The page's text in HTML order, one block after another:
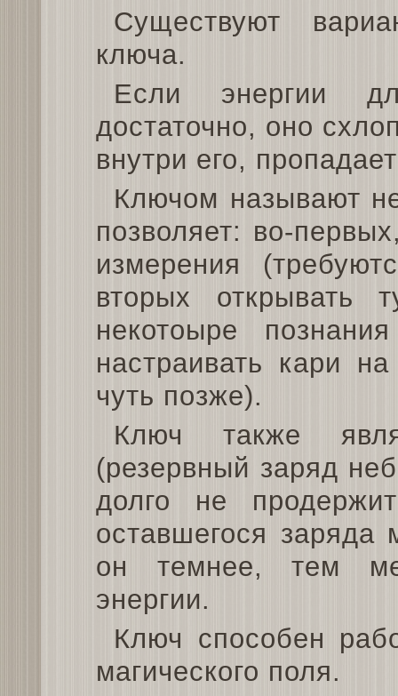
Существуют
ключа.
Если энергии
достаточно, оно
внутри его,
Ключом называют
позволяет: во-
измерения
вторых открывать
некотоыре
настраивать кари
чуть позже).
Ключ также
(резервный заряд
долго не
оставшегося
он темнее, тем
энергии.
Ключ способен
магического поля.